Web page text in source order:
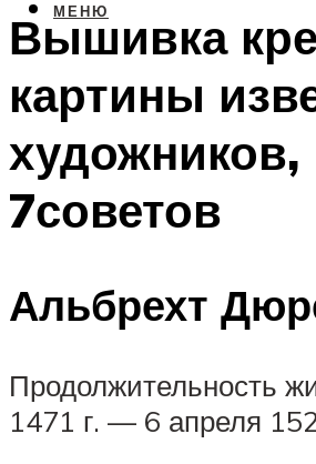
МЕНЮ
Вышивка
картины
художников,
7советов
Альбрехт
Продолжительность
1471 г. — 6 апреля